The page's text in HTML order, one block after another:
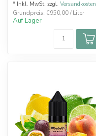
* Inkl. MwSt. zzgl. Versandkosten
Grundpreis: €950,00 / Liter
Auf Lager